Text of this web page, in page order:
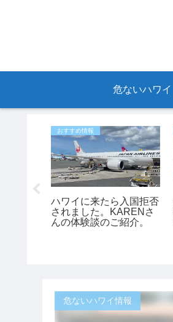
危ないハワイ
おすすめ情報
ハワイに来たら入国拒否
されました。KARENさ
んの体験談のご紹介。
危ないハワイ情報